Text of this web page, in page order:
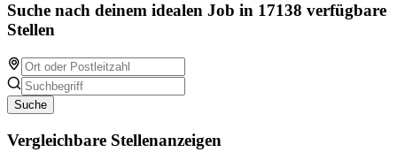
Suche nach deinem idealen Job in 17138 verfügbare
Stellen
Suche
Vergleichbare Stellenanzeigen